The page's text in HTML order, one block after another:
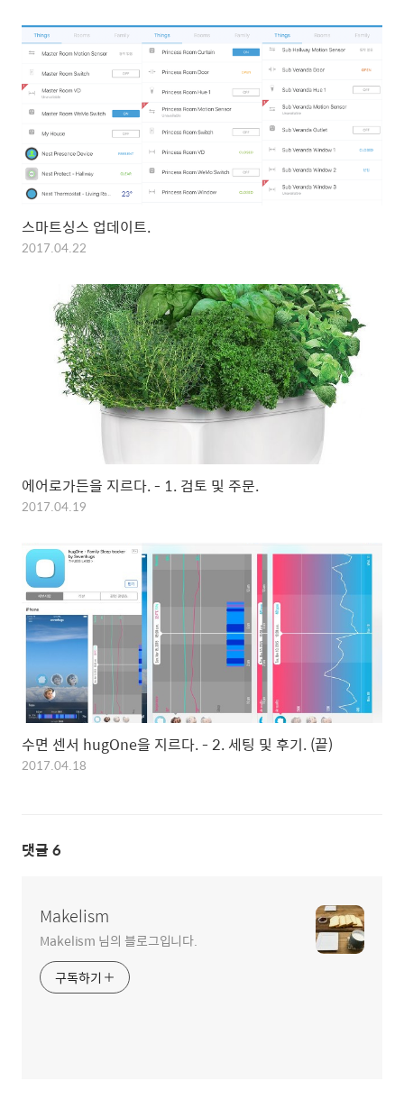
스마트싱스 업데이트.
2017.04.22
에어로가든을 지르다. - 1. 검토 및 주문.
2017.04.19
수면 센서 hugOne을 지르다. - 2. 세팅 및 후기. (끝)
2017.04.18
댓글 6
Makelism
Makelism 님의 블로그입니다.
구독하기